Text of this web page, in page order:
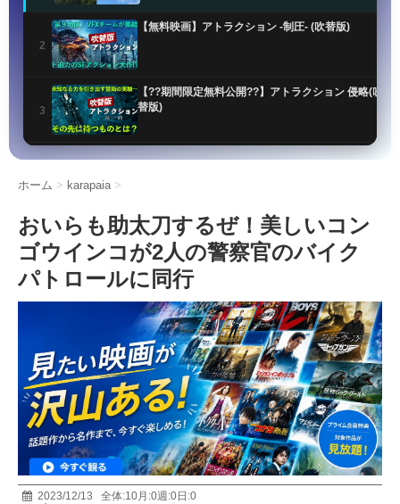
2
【無料映画】アトラクション -制圧- (吹替版)
3
【??期間限定無料公開??】アトラクション 侵略(吹
替版)
5
米軍UFO機密解除!! 非地球人知性体「NHI」の正体
前編 MUTube（ムー チューブ） 2026年7月号
6
宇宙人は存在する? 天才物理学者・野村泰紀が研究
者としての視点で解説！
7
おもしろすぎて眠れなくなる深海の話｜極限環境生
物学者/長沼毅
8
【イエス・キリストの謎】世界25億人が信じる男の
正体とは？
ホーム > karapaia >
おいらも助太刀するぜ！美しいコン
ゴウインコが2人の警察官のバイク
パトロールに同行
2023/12/13 全体:10月:0週:0日:0